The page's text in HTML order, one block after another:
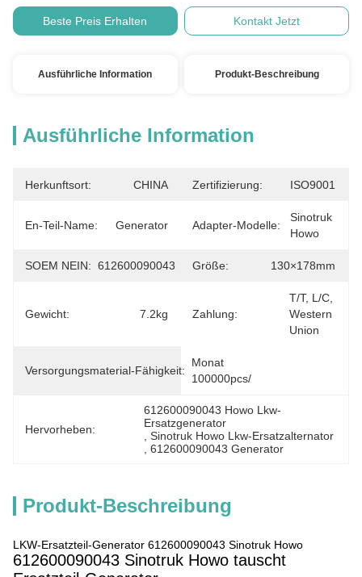
Beste Preis Erhalten Kontakt Jetzt
Ausführliche Information Produkt-Beschreibung
Ausführliche Information
Herkunftsort: CHINA Zertifizierung: ISO9001
En-Teil-Name: Generator Adapter-Modelle:
Sinotruk
Howo
SOEM NEIN: 612600090043 Größe: 130×178mm
Gewicht: 7.2kg Zahlung:
T/T, L/C,
Western
Union
Versorgungsmaterial-Fähigkeit:
Monat
100000pcs/
Hervorheben:
612600090043 Howo Lkw-
Ersatzgenerator
, Sinotruk Howo Lkw-Ersatzalternator
, 612600090043 Generator
Produkt-Beschreibung
LKW-Ersatzteil-Generator 612600090043 Sinotruk Howo
612600090043 Sinotruk Howo tauscht